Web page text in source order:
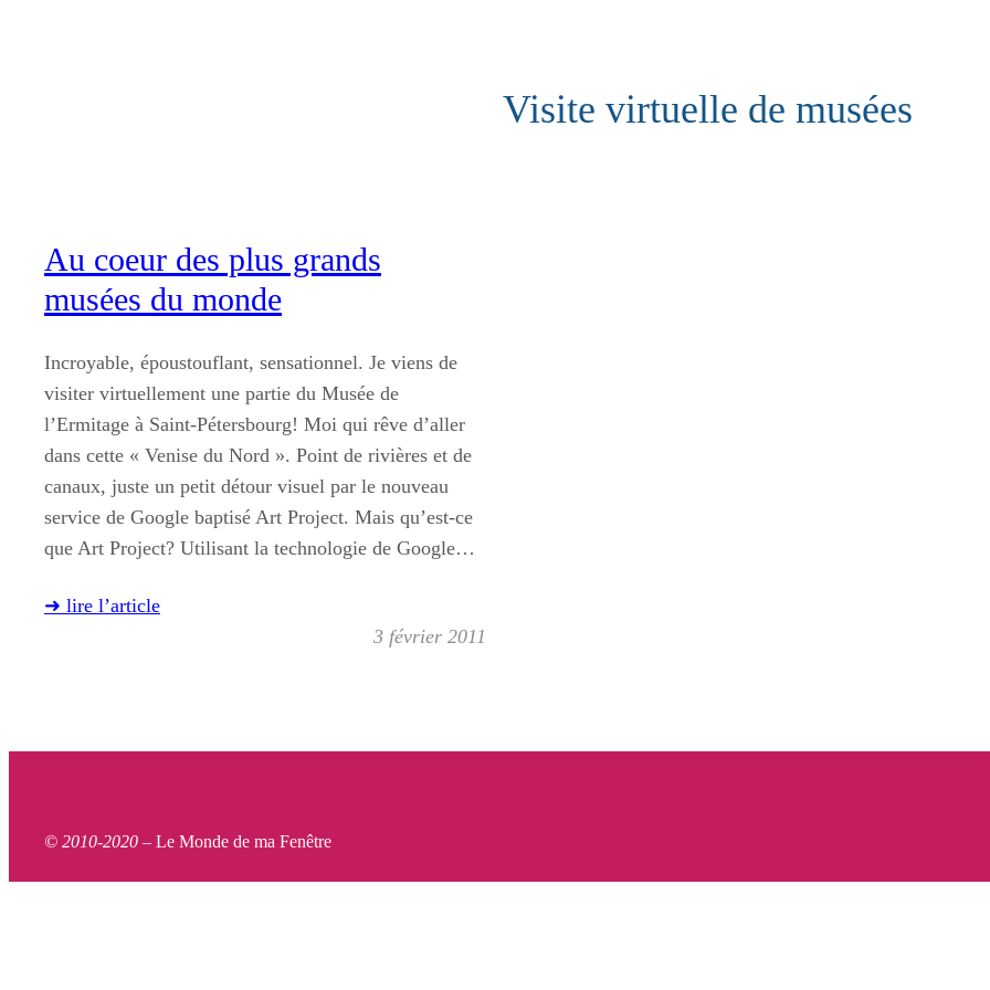
Visite virtuelle de musées
Au coeur des plus grands
musées du monde
Incroyable, époustouflant, sensationnel. Je viens de
visiter virtuellement une partie du Musée de
l’Ermitage à Saint-Pétersbourg! Moi qui rêve d’aller
dans cette « Venise du Nord ». Point de rivières et de
canaux, juste un petit détour visuel par le nouveau
service de Google baptisé Art Project. Mais qu’est-ce
que Art Project? Utilisant la technologie de Google…
➜ lire l’article
3 février 2011
© 2010-2020 – Le Monde de ma Fenêtre